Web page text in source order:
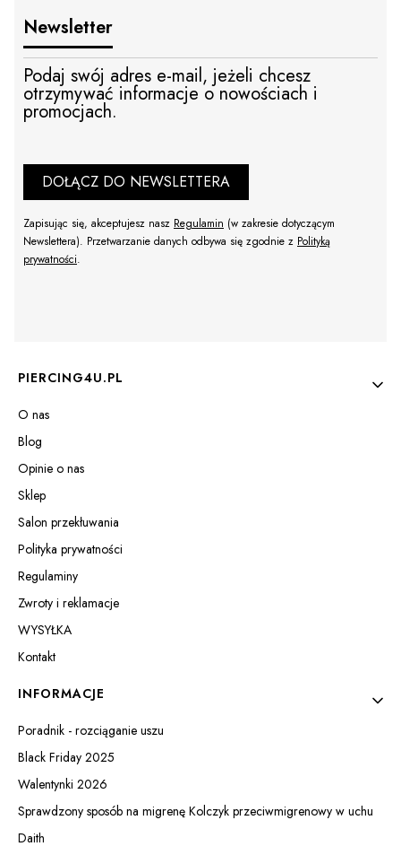
Newsletter
Podaj swój adres e-mail, jeżeli chcesz
otrzymywać informacje o nowościach i
promocjach.
DOŁĄCZ DO NEWSLETTERA
Zapisując się, akceptujesz nasz Regulamin (w zakresie dotyczącym
Newslettera). Przetwarzanie danych odbywa się zgodnie z Polityką
prywatności.
Linki w stopce
PIERCING4U.PL
O nas
Blog
Opinie o nas
Sklep
Salon przekłuwania
Polityka prywatności
Regulaminy
Zwroty i reklamacje
WYSYŁKA
Kontakt
INFORMACJE
Poradnik - rozciąganie uszu
Black Friday 2025
Walentynki 2026
Sprawdzony sposób na migrenę Kolczyk przeciwmigrenowy w uchu
Daith